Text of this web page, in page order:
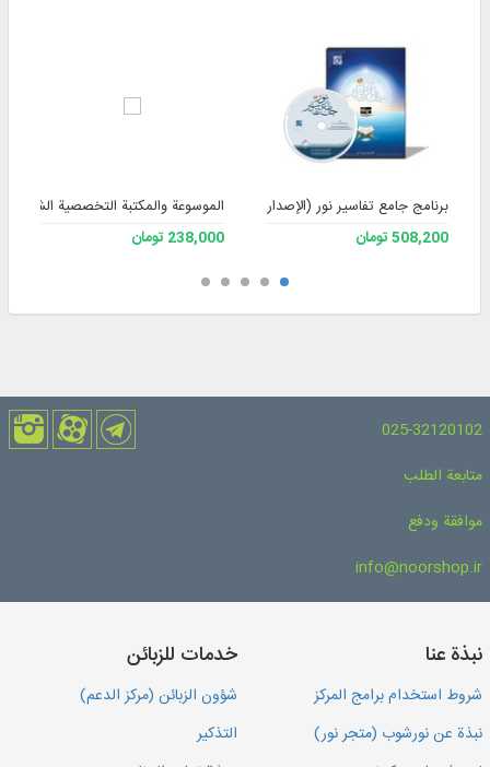
برنامج جامع تفاسير نور (الإصدار 4)
508,200 تومان
الموسوعة والمكتبة التخصصية الشاملة
238,000 تومان
025-32120102
متابعة الطلب
موافقة ودفع
info@noorshop.ir
نبذة عنا
شروط استخدام برامج المركز
نبذة عن نورشوب (متجر نور)
خدمات للزبائن
شؤون الزبائن (مركز الدعم)
التذكير